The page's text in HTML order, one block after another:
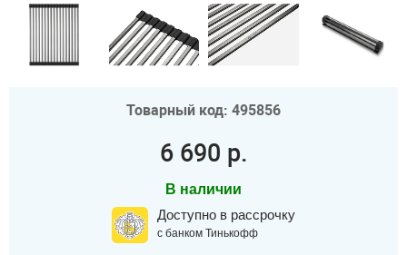
Товарный код: 495856
6 690 р.
В наличии
Доступно в рассрочку
с банком Тинькофф